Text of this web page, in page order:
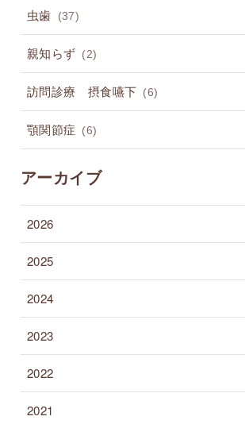
虫歯 (37)
親知らず (2)
訪問診療 摂食嚥下 (6)
顎関節症 (6)
アーカイブ
2026
2025
2024
2023
2022
2021